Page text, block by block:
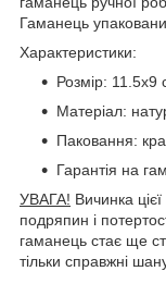
Гаманець
Характеристики:
Розмір: 11.5x9
Матеріал:
Паковання:
Гарантія на
УВАГА! Вичинка
подряпин і
гаманець стає ще
тільки справжні